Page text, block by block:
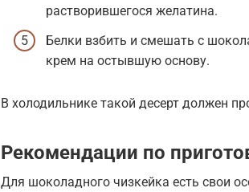
растворившегося желатина.
Белки взбить и смешать с
крем на остывшую основу.
В холодильнике такой десерт должен
Рекомендации по
Для шоколадного чизкейка есть свои